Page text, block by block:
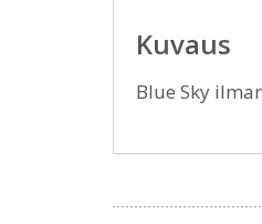
Kuvaus
Blue Sky